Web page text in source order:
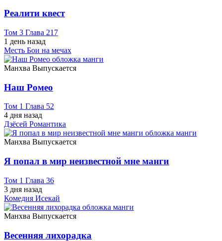
Реалити квест
Том 3 Глава 217
1 день назад
Месть Бои на мечах
Манхва Выпускается
Наш Ромео
Том 1 Глава 52
4 дня назад
Дзёсей Романтика
Манхва Выпускается
Я попал в мир неизвестной мне манги
Том 1 Глава 36
3 дня назад
Комедия Исекай
Манхва Выпускается
Весенняя лихорадка